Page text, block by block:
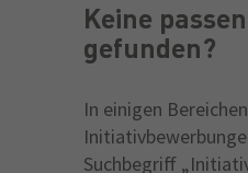
Keine
gefunden?
In einigen
Suchbegriff